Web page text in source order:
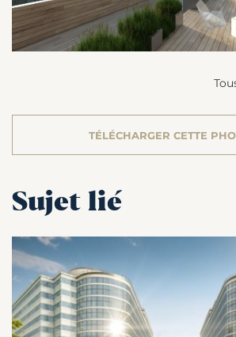
TÉLÉCHARGER CETTE
Sujet lié